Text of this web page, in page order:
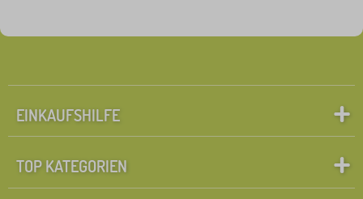
EINKAUFSHILFE
TOP KATEGORIEN